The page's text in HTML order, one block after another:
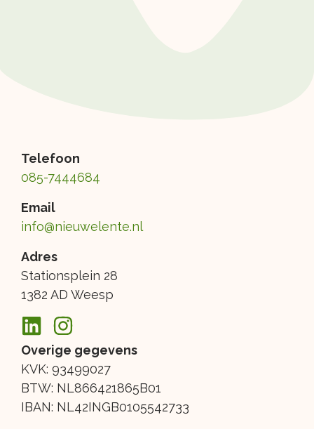
Telefoon
085-7444684
Email
info@nieuwelente.nl
Adres
Stationsplein 28
1382 AD Weesp
Overige gegevens
KVK: 93499027
BTW: NL866421865B01
IBAN: NL42INGB0105542733